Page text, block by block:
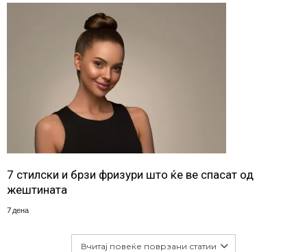
7 стилски и брзи фризури што ќе ве спасат од
жештината
7 дена
Вчитај повеќе поврзани статии